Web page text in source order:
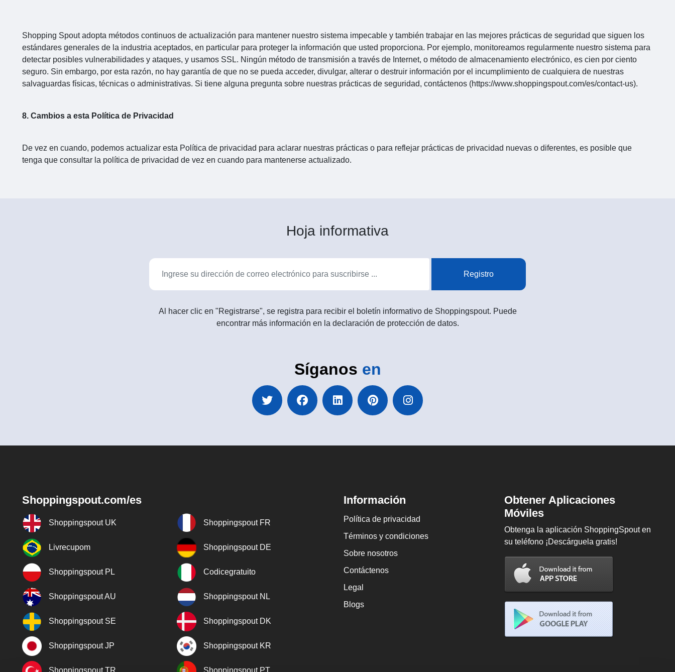
Shopping Spout adopta métodos continuos de actualización para mantener nuestro sistema impecable y también trabajar en las mejores prácticas de seguridad que siguen los
estándares generales de la industria aceptados, en particular para proteger la información que usted proporciona. Por ejemplo, monitoreamos regularmente nuestro sistema para
detectar posibles vulnerabilidades y ataques, y usamos SSL. Ningún método de transmisión a través de Internet, o método de almacenamiento electrónico, es cien por ciento
seguro. Sin embargo, por esta razón, no hay garantía de que no se pueda acceder, divulgar, alterar o destruir información por el incumplimiento de cualquiera de nuestras
salvaguardas físicas, técnicas o administrativas. Si tiene alguna pregunta sobre nuestras prácticas de seguridad, contáctenos (https://www.shoppingspout.com/es/contact-us).
8. Cambios a esta Política de Privacidad
De vez en cuando, podemos actualizar esta Política de privacidad para aclarar nuestras prácticas o para reflejar prácticas de privacidad nuevas o diferentes, es posible que
tenga que consultar la política de privacidad de vez en cuando para mantenerse actualizado.
Hoja informativa
Registro
Al hacer clic en "Registrarse", se registra para recibir el boletín informativo de Shoppingspout. Puede
encontrar más información en la declaración de protección de datos.
Síganos en
Shoppingspout.com/es
Shoppingspout UK Shoppingspout FR
Livrecupom Shoppingspout DE
Shoppingspout PL Codicegratuito
Shoppingspout AU Shoppingspout NL
Shoppingspout SE Shoppingspout DK
Shoppingspout JP Shoppingspout KR
Shoppingspout TR Shoppingspout PT
Información
Política de privacidad
Términos y condiciones
Sobre nosotros
Contáctenos
Legal
Blogs
Obtener Aplicaciones
Móviles
Obtenga la aplicación ShoppingSpout en
su teléfono ¡Descárguela gratis!